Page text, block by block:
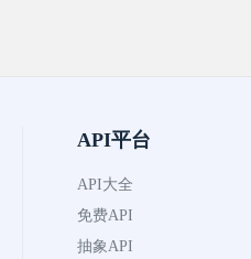
API平台
API大全
免费API
抽象API